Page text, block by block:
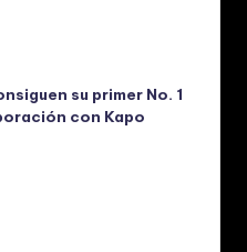
su primer No. 1
con Kapo